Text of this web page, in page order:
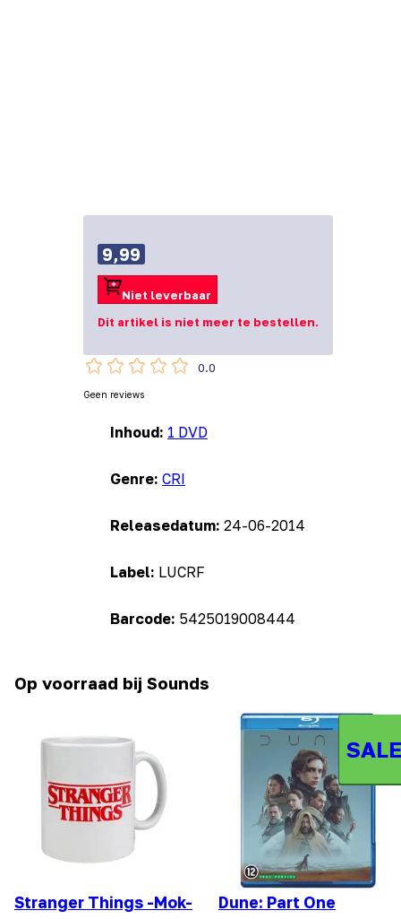
Inhoud: 1 DVD
Genre: CRI
Releasedatum: 24-06-2014
Label: LUCRF
Barcode: 5425019008444
9,99
Niet leverbaar
Dit artikel is niet meer te bestellen.
0.0
Geen reviews
Op voorraad bij Sounds
Stranger Things -Mok- Dune: Part One